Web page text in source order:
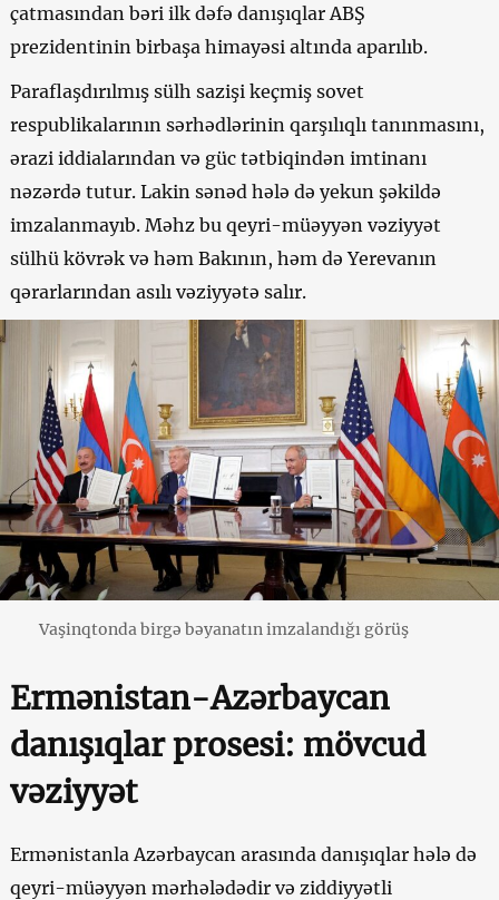
çatmasından bəri ilk dəfə danışıqlar ABŞ
prezidentinin birbaşa himayəsi altında aparılıb.
Paraflaşdırılmış sülh sazişi keçmiş sovet
respublikalarının sərhədlərinin qarşılıqlı tanınmasını,
ərazi iddialarından və güc tətbiqindən imtinanı
nəzərdə tutur. Lakin sənəd hələ də yekun şəkildə
imzalanmayıb. Məhz bu qeyri-müəyyən vəziyyət
sülhü kövrək və həm Bakının, həm də Yerevanın
qərarlarından asılı vəziyyətə salır.
Vaşinqtonda birgə bəyanatın imzalandığı görüş
Ermənistan-Azərbaycan
danışıqlar prosesi: mövcud
vəziyyət
Ermənistanla Azərbaycan arasında danışıqlar hələ də
qeyri-müəyyən mərhələdədir və ziddiyyətli